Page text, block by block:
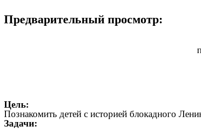
Предварительный просмотр:
Цель:
Познакомить детей с историей блокадного
Задачи: